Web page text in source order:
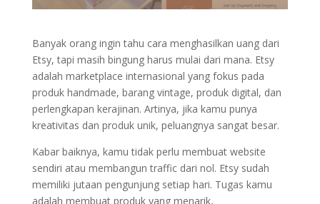
Banyak orang ingin tahu cara menghasilkan uang dari
Etsy, tapi masih bingung harus mulai dari mana. Etsy
adalah marketplace internasional yang fokus pada
produk handmade, barang vintage, produk digital, dan
perlengkapan kerajinan. Artinya, jika kamu punya
kreativitas dan produk unik, peluangnya sangat besar.
Kabar baiknya, kamu tidak perlu membuat website
sendiri atau membangun traffic dari nol. Etsy sudah
memiliki jutaan pengunjung setiap hari. Tugas kamu
adalah membuat produk yang menarik,